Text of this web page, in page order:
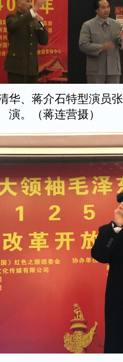
华、蒋介石特型演员
演。（蒋连营摄）